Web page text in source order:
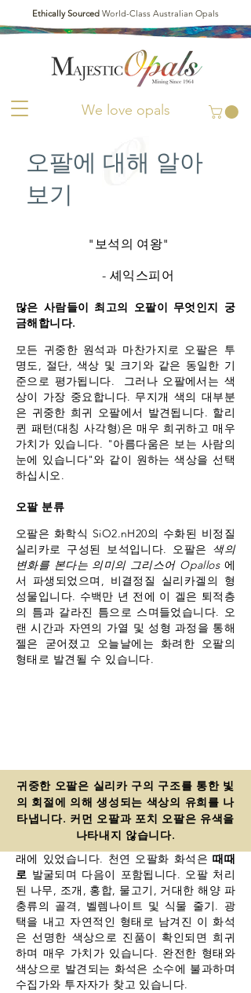
We love opals
Ethically Sourced World-Class Australian Opals
오팔에 대해 알아
보기
"보석의 여왕"
- 셰익스피어
많은 사람들이 최고의 오팔이 무엇인지 궁
금해합니다.
모든 귀중한 원석과 마찬가지로 오팔은 투
명도, 절단, 색상 및 크기와 같은 동일한 기
준으로 평가됩니다.
그러나 오팔에서는 색
상이 가장 중요합니다. 무지개 색의 대부분
은 귀중한 희귀 오팔에서 발견됩니다. 할리
퀸 패턴(대칭 사각형)은 매우 희귀하고 매우
가치가 있습니다. "아름다움은 보는 사람의
눈에 있습니다"와 같이 원하는 색상을 선택
하십시오.
오팔 분류
오팔은 화학식 SiO2.nH20의 수화된 비정질
실리카로 구성된 보석입니다. 오팔은 색의
변화를 본다는 의미의 그리스어 Opallos에
서 파생되었으며, 비결정질 실리카겔의 형
성물입니다. 수백만 년 전에 이 겔은 퇴적층
의 틈과 갈라진 틈으로 스며들었습니다. 오
랜 시간과 자연의 가열 및 성형 과정을 통해
젤은 굳어졌고 오늘날에는 화려한 오팔의
형태로 발견될 수 있습니다.
귀중한 (고체) 오팔화 화석
현재의 반 사막 지역에 위치한 오스트레일
리아 오팔 밭은 한때 오스트레일리아 중부
대부분을 덮고 있던 고대의 광대한 내해 아
래에 있었습니다. 천연 오팔화 화석은때때
로 발굴되며 다음이 포함됩니다. 오팔 처리
된 나무, 조개, 홍합, 물고기, 거대한 해양 파
충류의 골격, 벨렘나이트 및 식물 줄기. 광
택을 내고 자연적인 형태로 남겨진 이 화석
은 선명한 색상으로 진품이 확인되면 희귀
하며 매우 가치가 있습니다. 완전한 형태와
색상으로 발견되는 화석은 소수에 불과하며
수집가와 투자자가 찾고 있습니다.
귀중한 오팔은 실리카 구의 구조를 통한 빛
의 회절에 의해 생성되는 색상의 유희를 나
타냅니다. 커먼 오팔과 포치 오팔은 유색을
나타내지 않습니다.